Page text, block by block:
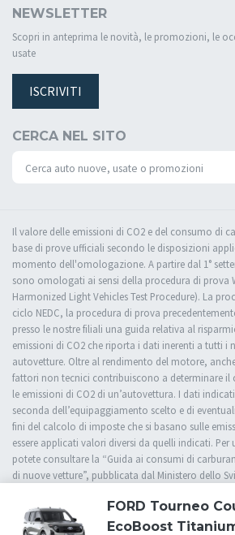
FORD Tourneo
EcoBoost
NEWSLETTER
Scopri in anteprima le novità, le promozioni, le
usate
ISCRIVITI
CERCA NEL SITO
Il valore delle emissioni di CO2 e del consumo di
base di prove ufficiali secondo le disposizioni
momento dell'omologazione. A partire dal 1°
sono omologati ai sensi della procedura di prova
Harmonized Light Vehicles Test Procedure). La
ciclo NEDC, la procedura di prova
presso le nostre filiali una guida relativa al
emissioni di CO2 che riporta i dati inerenti a tutti i
autovetture. Oltre al rendimento del motore,
fattori non tecnici contribuiscono a determinare il
le emissioni di CO2 di un’autovettura. I dati
seconda dell’equipaggiamento scelto e di
fini del calcolo di imposte che si basano sulle
essere applicati valori diversi da quelli indicati.
potete consultare la “Guida ai consumi di
di nuove vetture”, pubblicata dal Ministero dello